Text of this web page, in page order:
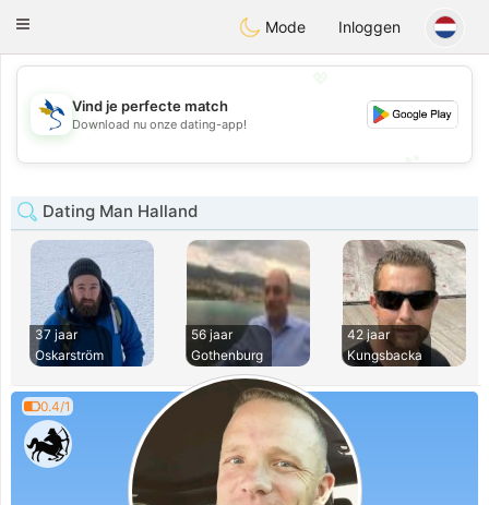
SvenskaDating
Toggle
Mode Inloggen
💖
💕
Vind je perfecte match
Download nu onze dating-app!
Dating Man Halland
37 jaar
Oskarström
56 jaar
Gothenburg
42 jaar
Kungsbacka
0.4/1